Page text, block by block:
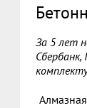
За 5 лет